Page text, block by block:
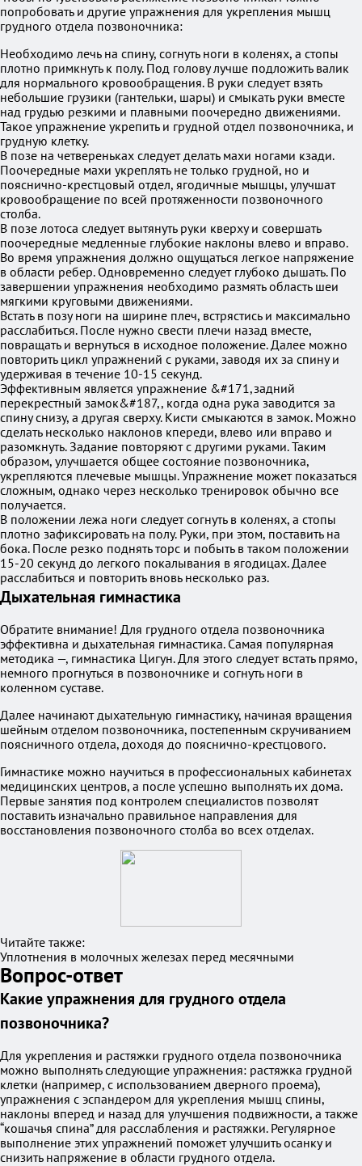
попробовать и другие упражнения для укрепления мышц
грудного отдела позвоночника:
Необходимо лечь на спину, согнуть ноги в коленях, а стопы
плотно примкнуть к полу. Под голову лучше подложить валик
для нормального кровообращения. В руки следует взять
небольшие грузики (гантельки, шары) и смыкать руки вместе
над грудью резкими и плавными поочередно движениями.
Такое упражнение укрепить и грудной отдел позвоночника, и
грудную клетку.
В позе на четвереньках следует делать махи ногами кзади.
Поочередные махи укреплять не только грудной, но и
пояснично-крестцовый отдел, ягодичные мышцы, улучшат
кровообращение по всей протяженности позвоночного
столба.
В позе лотоса следует вытянуть руки кверху и совершать
поочередные медленные глубокие наклоны влево и вправо.
Во время упражнения должно ощущаться легкое напряжение
в области ребер. Одновременно следует глубоко дышать. По
завершении упражнения необходимо размять область шеи
мягкими круговыми движениями.
Встать в позу ноги на ширине плеч, встрястись и максимально
расслабиться. После нужно свести плечи назад вместе,
повращать и вернуться в исходное положение. Далее можно
повторить цикл упражнений с руками, заводя их за спину и
удерживая в течение 10-15 секунд.
Эффективным является упражнение &#171,задний
перекрестный замок&#187,, когда одна рука заводится за
спину снизу, а другая сверху. Кисти смыкаются в замок. Можно
сделать несколько наклонов кпереди, влево или вправо и
разомкнуть. Задание повторяют с другими руками. Таким
образом, улучшается общее состояние позвоночника,
укрепляются плечевые мышцы. Упражнение может показаться
сложным, однако через несколько тренировок обычно все
получается.
В положении лежа ноги следует согнуть в коленях, а стопы
плотно зафиксировать на полу. Руки, при этом, поставить на
бока. После резко поднять торс и побыть в таком положении
15-20 секунд до легкого покалывания в ягодицах. Далее
расслабиться и повторить вновь несколько раз.
Дыхательная гимнастика
Обратите внимание! Для грудного отдела позвоночника
эффективна и дыхательная гимнастика. Самая популярная
методика —, гимнастика Цигун. Для этого следует встать прямо,
немного прогнуться в позвоночнике и согнуть ноги в
коленном суставе.
Далее начинают дыхательную гимнастику, начиная вращения
шейным отделом позвоночника, постепенным скручиванием
поясничного отдела, доходя до пояснично-крестцового.
Гимнастике можно научиться в профессиональных кабинетах
медицинских центров, а после успешно выполнять их дома.
Первые занятия под контролем специалистов позволят
поставить изначально правильное направления для
восстановления позвоночного столба во всех отделах.
Читайте также:
Уплотнения в молочных железах перед месячными
Вопрос-ответ
Какие упражнения для грудного отдела
позвоночника?
Для укрепления и растяжки грудного отдела позвоночника
можно выполнять следующие упражнения: растяжка грудной
клетки (например, с использованием дверного проема),
упражнения с эспандером для укрепления мышц спины,
наклоны вперед и назад для улучшения подвижности, а также
“кошачья спина” для расслабления и растяжки. Регулярное
выполнение этих упражнений поможет улучшить осанку и
снизить напряжение в области грудного отдела.